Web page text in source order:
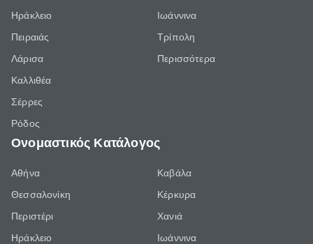
Ηράκλειο
Πειραιάς
Λάρισα
Καλλιθέα
Σέρρες
Ρόδος
Ιωάννινα
Τρίπολη
Περισσότερα
Ονομαστικός Κατάλογος
Αθήνα
Θεσσαλονίκη
Περιστέρι
Ηράκλειο
Καβάλα
Κέρκυρα
Χανιά
Ιωάννινα